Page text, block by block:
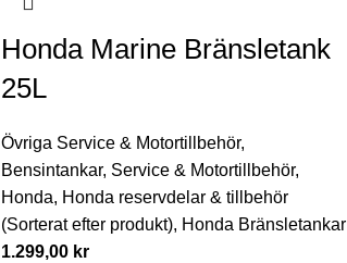
Honda Marine Bränsletank
25L
Övriga Service & Motortillbehör,
Bensintankar, Service & Motortillbehör,
Honda, Honda reservdelar & tillbehör
(Sorterat efter produkt), Honda Bränsletankar
1.299,00 kr